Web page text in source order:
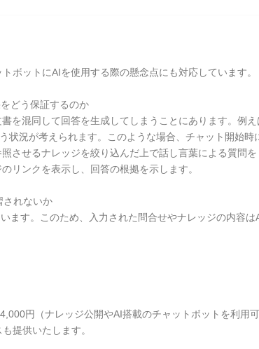
ボットにAIを使用する際の懸念点にも対応しています。
どう保証するのか
を混同して回答を生成してしまうことにあります。例
状況が考えられます。このような場合、チャット開始
させるナレッジを絞り込んだ上で話し言葉による質問
リンクを表示し、回答の根拠を示します。
されないか
ます。このため、入力された問合せやナレッジの内容
円（ナレッジ公開やAI搭載のチャットボットを利用可
提供いたします。